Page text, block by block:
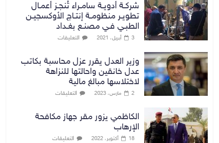
شركـة أدويـة سامـراء تُنجـز أعمـال
تطويـر منظومـة إنتـاج الأوكسجيـن
الطبـي فـي مصنـع بغـداد
3 أبريل، 2021 التعليقات
وزير العدل يقرر عزل محاسبة بكاتب
عدل خانقين واحالتها للنزاهة
لاختلاسها مبالغ مالية
2 مارس، 2023 التعليقات
الكاظمي يزور مقر جهاز مكافحة
الإرهاب
18 أكتوبر، 2022 التعليقات